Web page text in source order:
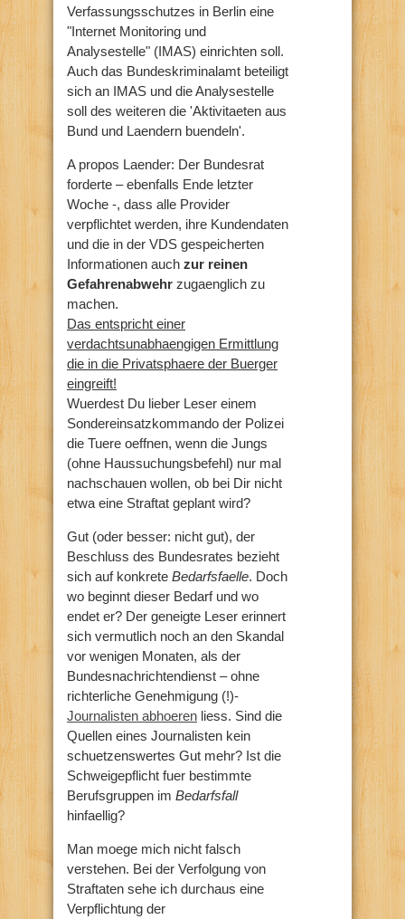
Verfassungsschutzes in Berlin eine
"Internet Monitoring und
Analysestelle" (IMAS) einrichten soll.
Auch das Bundeskriminalamt beteiligt
sich an IMAS und die Analysestelle
soll des weiteren die 'Aktivitaeten aus
Bund und Laendern buendeln'.
A propos Laender: Der Bundesrat
forderte – ebenfalls Ende letzter
Woche -, dass alle Provider
verpflichtet werden, ihre Kundendaten
und die in der VDS gespeicherten
Informationen auch zur reinen
Gefahrenabwehr zugaenglich zu
machen.
Das entspricht einer
verdachtsunabhaengigen Ermittlung
die in die Privatsphaere der Buerger
eingreift!
Wuerdest Du lieber Leser einem
Sondereinsatzkommando der Polizei
die Tuere oeffnen, wenn die Jungs
(ohne Haussuchungsbefehl) nur mal
nachschauen wollen, ob bei Dir nicht
etwa eine Straftat geplant wird?
Gut (oder besser: nicht gut), der
Beschluss des Bundesrates bezieht
sich auf konkrete Bedarfsfaelle. Doch
wo beginnt dieser Bedarf und wo
endet er? Der geneigte Leser erinnert
sich vermutlich noch an den Skandal
vor wenigen Monaten, als der
Bundesnachrichtendienst – ohne
richterliche Genehmigung (!)-
Journalisten abhoeren liess. Sind die
Quellen eines Journalisten kein
schuetzenswertes Gut mehr? Ist die
Schweigepflicht fuer bestimmte
Berufsgruppen im Bedarfsfall
hinfaellig?
Man moege mich nicht falsch
verstehen. Bei der Verfolgung von
Straftaten sehe ich durchaus eine
Verpflichtung der